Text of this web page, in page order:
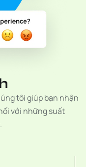
tôi giúp bạn nhận
với những suất